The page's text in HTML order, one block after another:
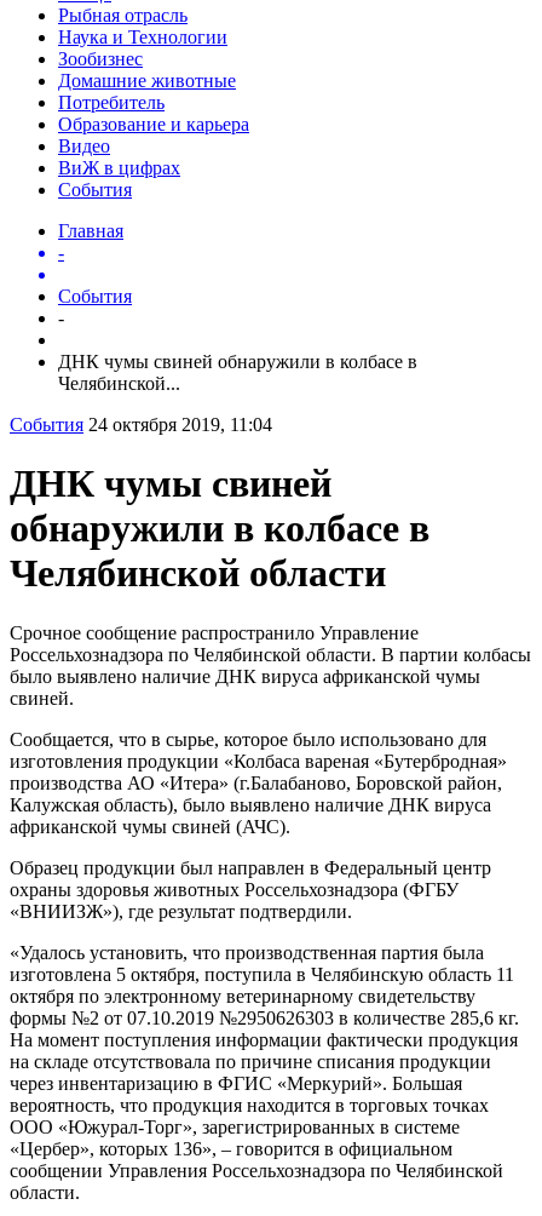
Рыбная отрасль
Наука и Технологии
Зообизнес
Домашние животные
Потребитель
Образование и карьера
Видео
ВиЖ в цифрах
События
Главная
-
События
-
ДНК чумы свиней обнаружили в колбасе в
Челябинской...
События 24 октября 2019, 11:04
ДНК чумы свиней
обнаружили в колбасе в
Челябинской области
Срочное сообщение распространило Управление
Россельхознадзора по Челябинской области. В партии колбасы
было выявлено наличие ДНК вируса африканской чумы
свиней.
Сообщается, что в сырье, которое было использовано для
изготовления продукции «Колбаса вареная «Бутербродная»
производства АО «Итера» (г.Балабаново, Боровской район,
Калужская область), было выявлено наличие ДНК вируса
африканской чумы свиней (АЧС).
Образец продукции был направлен в Федеральный центр
охраны здоровья животных Россельхознадзора (ФГБУ
«ВНИИЗЖ»), где результат подтвердили.
«Удалось установить, что производственная партия была
изготовлена 5 октября, поступила в Челябинскую область 11
октября по электронному ветеринарному свидетельству
формы №2 от 07.10.2019 №2950626303 в количестве 285,6 кг.
На момент поступления информации фактически продукция
на складе отсутствовала по причине списания продукции
через инвентаризацию в ФГИС «Меркурий». Большая
вероятность, что продукция находится в торговых точках
ООО «Южурал-Торг», зарегистрированных в системе
«Цербер», которых 136», – говорится в официальном
сообщении Управления Россельхознадзора по Челябинской
области.